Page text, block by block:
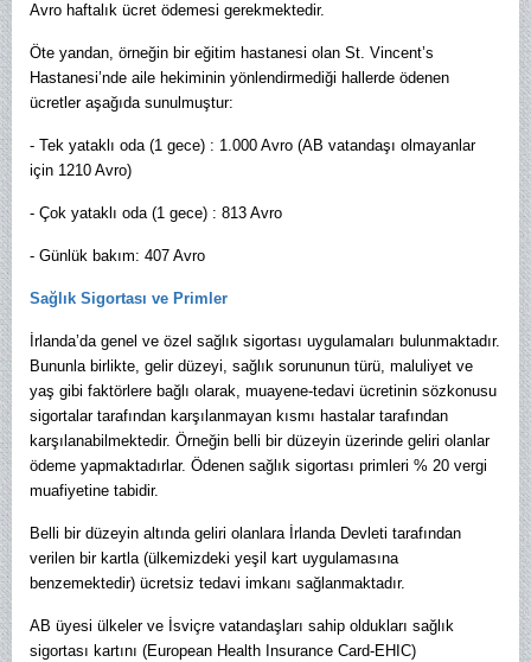
Avro haftalık ücret ödemesi gerekmektedir.
Öte yandan, örneğin bir eğitim hastanesi olan St. Vincent’s
Hastanesi’nde aile hekiminin yönlendirmediği hallerde ödenen
ücretler aşağıda sunulmuştur:
- Tek yataklı oda (1 gece) : 1.000 Avro (AB vatandaşı olmayanlar
için 1210 Avro)
- Çok yataklı oda (1 gece) : 813 Avro
- Günlük bakım: 407 Avro
Sağlık Sigortası ve Primler
İrlanda’da genel ve özel sağlık sigortası uygulamaları bulunmaktadır.
Bununla birlikte, gelir düzeyi, sağlık sorununun türü, maluliyet ve
yaş gibi faktörlere bağlı olarak, muayene-tedavi ücretinin sözkonusu
sigortalar tarafından karşılanmayan kısmı hastalar tarafından
karşılanabilmektedir. Örneğin belli bir düzeyin üzerinde geliri olanlar
ödeme yapmaktadırlar. Ödenen sağlık sigortası primleri % 20 vergi
muafiyetine tabidir.
Belli bir düzeyin altında geliri olanlara İrlanda Devleti tarafından
verilen bir kartla (ülkemizdeki yeşil kart uygulamasına
benzemektedir) ücretsiz tedavi imkanı sağlanmaktadır.
AB üyesi ülkeler ve İsviçre vatandaşları sahip oldukları sağlık
sigortası kartını (European Health Insurance Card-EHIC)